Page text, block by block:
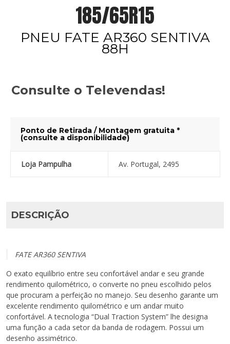
185/65R15
PNEU FATE AR360 SENTIVA
88H
Consulte o Televendas!
Ponto de Retirada / Montagem gratuita *
(consulte a disponibilidade)
Loja Pampulha Av. Portugal, 2495
DESCRIÇÃO
FATE AR360 SENTIVA
O exato equilíbrio entre seu confortável andar e seu grande
rendimento quilométrico, o converte no pneu escolhido pelos
que procuram a perfeição no manejo. Seu desenho garante um
excelente rendimento quilométrico e um andar muito
confortável. A tecnologia “Dual Traction System” lhe designa
uma função a cada setor da banda de rodagem. Possui um
desenho assimétrico.